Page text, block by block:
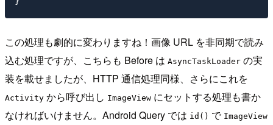
この処理も劇的に変わりますね！画像 URL を非同期で読み
込む処理ですが、こちらも Before は AsyncTaskLoader の実
装を載せましたが、HTTP 通信処理同様、さらにこれを
Activity から呼び出し ImageView にセットする処理も書か
なければいけません。Android Query では id() で ImageView